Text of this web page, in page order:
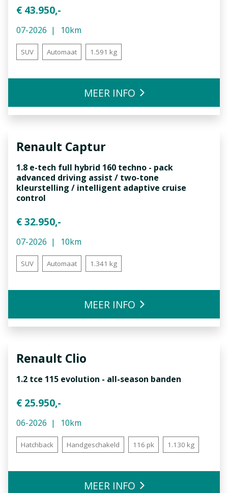
€ 43.950,-
07-2026 10km
SUV Automaat 1.591 kg
MEER INFO
Renault Captur
1.8 e-tech full hybrid 160 techno - pack
advanced driving assist / two-tone
kleurstelling / intelligent adaptive cruise
control
€ 32.950,-
07-2026 10km
SUV Automaat 1.341 kg
MEER INFO
Renault Clio
1.2 tce 115 evolution - all-season banden
€ 25.950,-
06-2026 10km
Hatchback Handgeschakeld 116 pk 1.130 kg
MEER INFO